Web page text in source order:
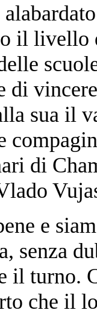
il livello
di
sua il
di
e
senza
il turno.
che il